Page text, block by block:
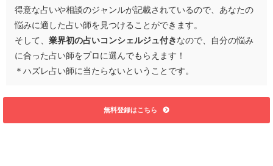
得意な占いや相談のジャンルが記載されているので、あなたの
悩みに適した占い師を見つけることができます。
そして、 業界初の占いコンシェルジュ付き なので、自分の悩み
に合った占い師をプロに選んでもらえます！
＊ハズレ占い師に当たらないということです。
無料登録はこちら